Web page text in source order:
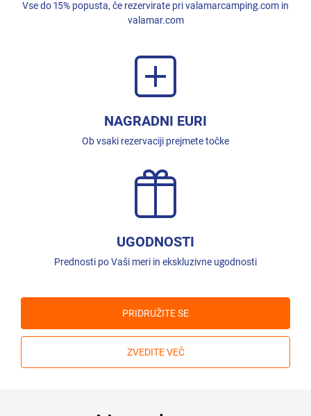
Vse do 15% popusta, če rezervirate pri valamarcamping.com in
valamar.com
NAGRADNI EURI
Ob vsaki rezervaciji prejmete točke
UGODNOSTI
Prednosti po Vaši meri in ekskluzivne ugodnosti
PRIDRUŽITE SE
ZVEDITE VEČ